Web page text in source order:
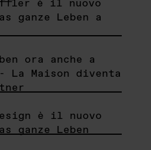
è il nuovo
ganze Leben a
ora anche a
La Maison diventa
è il nuovo
ganze Leben